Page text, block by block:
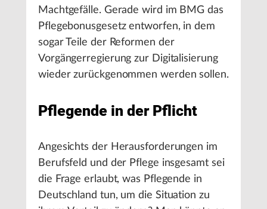
Machtgefälle. Gerade wird im BMG das
Pflegebonusgesetz entworfen, in dem
sogar Teile der Reformen der
Vorgängerregierung zur Digitalisierung
wieder zurückgenommen werden sollen.
Pflegende in der Pflicht
Angesichts der Herausforderungen im
Berufsfeld und der Pflege insgesamt sei
die Frage erlaubt, was Pflegende in
Deutschland tun, um die Situation zu